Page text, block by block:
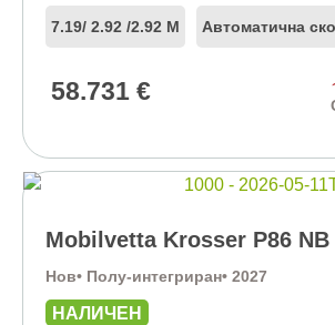
7.19/ 2.92 /2.92 М Автоматична
58.731 €
Mobilvetta Krosser P86 NB
Нов• Полу-интегриран• 2027
НАЛИЧЕН